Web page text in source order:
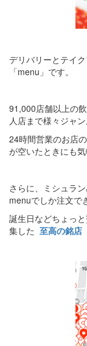
デリバリーとテイ
「menu」です。
91,000店舗以上の
人店まで様々ジャ
24時間営業のお店
が空いたときにも気
さらに、ミシュラ
menuでしか注文で
誕生日などちょっ
集した 至高の銘店